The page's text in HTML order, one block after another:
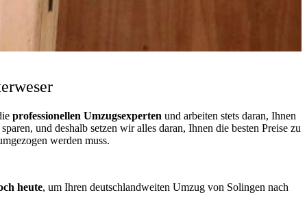
professionellen Umzugsexperten und arbeiten stets daran, Ihnen
und deshalb setzen wir alles daran, Ihnen die besten Preise zu
werden muss.
heute, um Ihren deutschlandweiten Umzug von Solingen nach